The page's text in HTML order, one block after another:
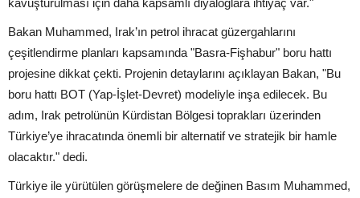
kavuşturulması için daha kapsamlı diyaloglara ihtiyaç var."
Bakan Muhammed, Irak’ın petrol ihracat güzergahlarını
çeşitlendirme planları kapsamında "Basra-Fişhabur" boru hattı
projesine dikkat çekti. Projenin detaylarını açıklayan Bakan, "Bu
boru hattı BOT (Yap-İşlet-Devret) modeliyle inşa edilecek. Bu
adım, Irak petrolünün Kürdistan Bölgesi toprakları üzerinden
Türkiye’ye ihracatında önemli bir alternatif ve stratejik bir hamle
olacaktır." dedi.
Türkiye ile yürütülen görüşmelere de değinen Basım Muhammed,